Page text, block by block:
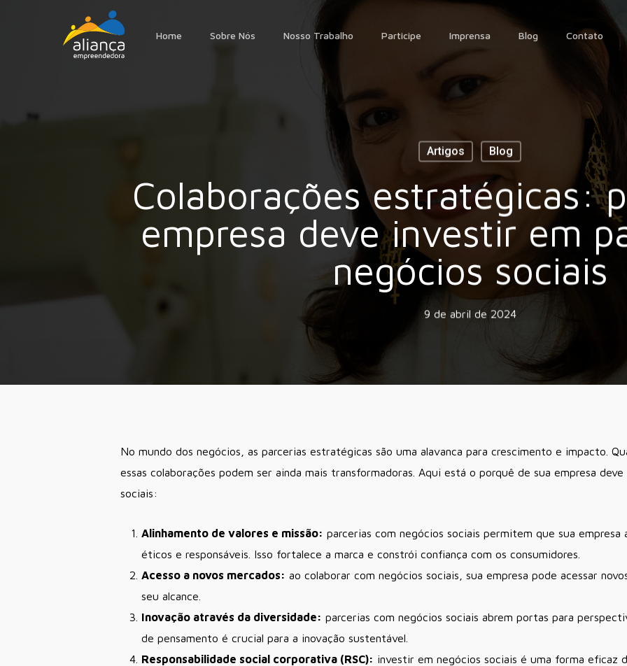
Home Sobre Nós Nosso Trabalho Participe Imprensa Blog Contato
Artigos Blog
Colaborações estratégicas:
empresa deve investir em
negócios sociais
9 de abril de 2024
No mundo dos negócios, as parcerias estratégicas são uma alavanca para crescimento e impacto.
essas colaborações podem ser ainda mais transformadoras. Aqui está o porquê de sua empresa
sociais:
Alinhamento de valores e missão: parcerias com negócios sociais permitem que sua empresa
éticos e responsáveis. Isso fortalece a marca e constrói confiança com os consumidores.
Acesso a novos mercados: ao colaborar com negócios sociais, sua empresa pode acessar
seu alcance.
Inovação através da diversidade: parcerias com negócios sociais abrem portas para
de pensamento é crucial para a inovação sustentável.
Responsabilidade social corporativa (RSC): investir em negócios sociais é uma forma eficaz